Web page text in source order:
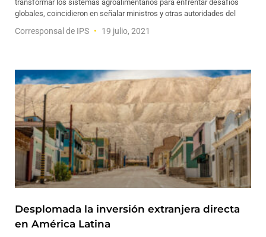
transformar los sistemas agroalimentarios para enfrentar desafíos
globales, coincidieron en señalar ministros y otras autoridades del
Corresponsal de IPS 19 julio, 2021
Desplomada la inversión extranjera directa
en América Latina